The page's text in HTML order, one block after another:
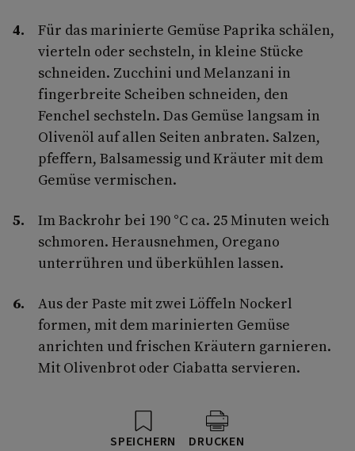
Für das marinierte Gemüse Paprika schälen,
vierteln oder sechsteln, in kleine Stücke
schneiden. Zucchini und Melanzani in
fingerbreite Scheiben schneiden, den
Fenchel sechsteln. Das Gemüse langsam in
Olivenöl auf allen Seiten anbraten. Salzen,
pfeffern, Balsamessig und Kräuter mit dem
Gemüse vermischen.
Im Backrohr bei 190 °C ca. 25 Minuten weich
schmoren. Herausnehmen, Oregano
unterrühren und überkühlen lassen.
Aus der Paste mit zwei Löffeln Nockerl
formen, mit dem marinierten Gemüse
anrichten und frischen Kräutern garnieren.
Mit Olivenbrot oder Ciabatta servieren.
SPEICHERN DRUCKEN